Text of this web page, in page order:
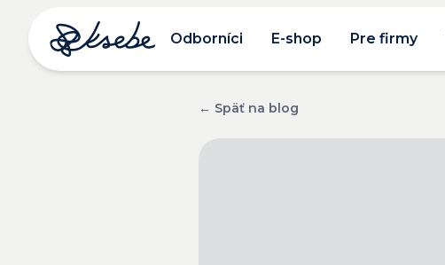
Odborníci E-shop Pre firmy
← Späť na blog